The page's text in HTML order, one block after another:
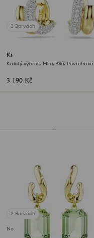
3 Barvách
Kruhové náušnice Dextera
Kulatý výbrus, Mini, Bílá, Povrchová
3 190 Kč
2 Barvách
Novinka